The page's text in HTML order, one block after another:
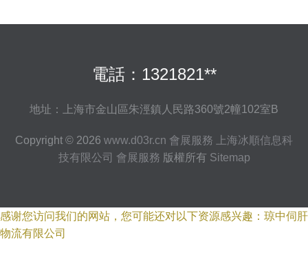
電話：1321821**
地址：上海市金山區朱涇鎮人民路360號2幢102室B
Copyright © 2026 www.d03r.cn 會展服務
上海冰順信息科
技有限公司 會展服務 版權所有 Sitemap
感谢您访问我们的网站，您可能还对以下资源感兴趣：琼中伺肝
物流有限公司